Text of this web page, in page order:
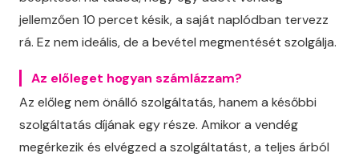
jellemzően 10 percet késik, a saját naplódban tervezz
rá. Ez nem ideális, de a bevétel megmentését szolgálja.
Az előleget hogyan számlázzam?
Az előleg nem önálló szolgáltatás, hanem a későbbi
szolgáltatás díjának egy része. Amikor a vendég
megérkezik és elvégzed a szolgáltatást, a teljes árból